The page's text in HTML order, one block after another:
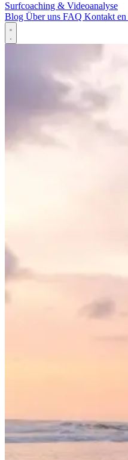
Surfcoaching & Videoanalyse
Blog Über uns FAQ Kontakten